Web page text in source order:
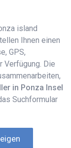
island
Ihnen einen
GPS,
Verfügung. Die
in Ponza Insel
Suchformular